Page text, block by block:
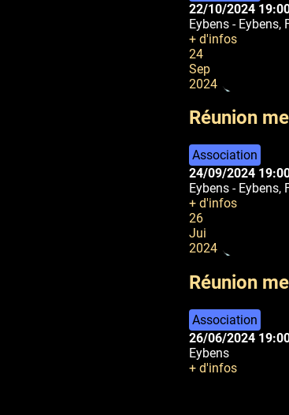
22/10/2024
Eybens - Eybens,
+ d'infos
24
Sep
2024
Réunion
Association
24/09/2024
Eybens - Eybens,
+ d'infos
26
Jui
2024
Réunion
Association
26/06/2024
Eybens
+ d'infos